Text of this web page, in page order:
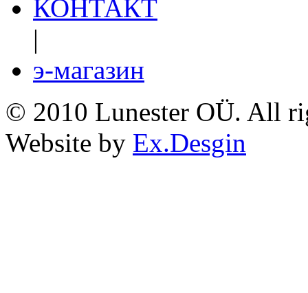
КОНТАКТ
|
э-магазин
© 2010 Lunester OÜ. All
Website by Ex.Desgin